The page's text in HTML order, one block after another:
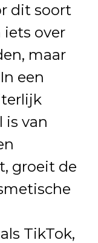
dit soort
iets over
maar
een
is van
groeit de
TikTok,